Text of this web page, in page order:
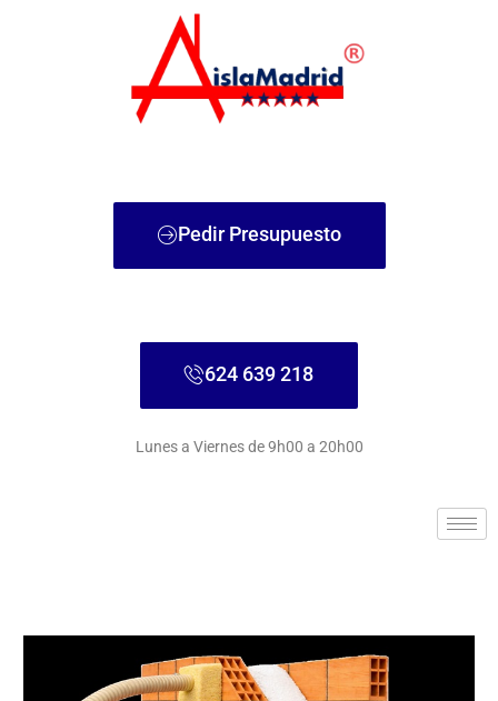
Pedir Presupuesto
624 639 218
Lunes a Viernes de 9h00 a 20h00